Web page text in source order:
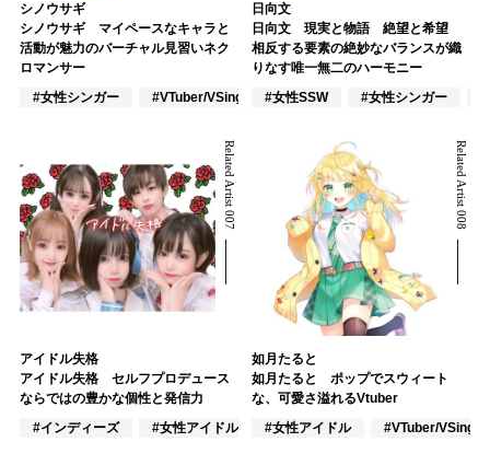
シノウサギ
シノウサギ マイペースなキャラと
活動が魅力のバーチャル見習いネク
ロマンサー
#女性シンガー
#VTuber/VSinger #ポップス
日向文
日向文 現実と物語 絶望と希望
相反する要素の絶妙なバランスが織
りなす唯一無二のハーモニー
#女性SSW
#女性シンガー
Related Artist 007
アイドル失格
アイドル失格 セルフプロデュース
ならではの豊かな個性と発信力
#インディーズ
#女性アイドル #混合アイドル
Related Artist 008
如月たると
如月たると ポップでスウィート
な、可愛さ溢れるVtuber
#女性アイドル
#VTuber/VSinger